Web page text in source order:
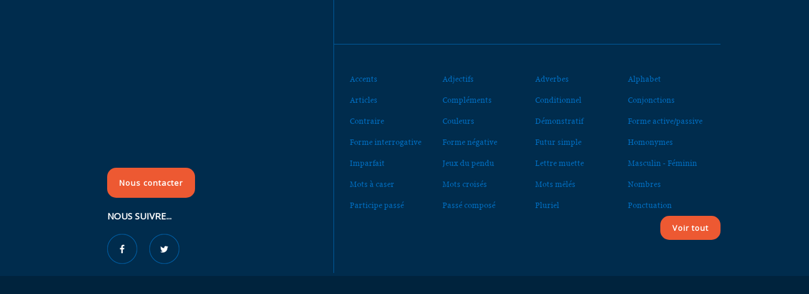
Nous contacter
NOUS SUIVRE...
Accents Adjectifs Adverbes Alphabet
Articles Compléments Conditionnel Conjonctions
Contraire Couleurs Démonstratif Forme active/passive
Forme interrogative Forme négative Futur simple Homonymes
Imparfait Jeux du pendu Lettre muette Masculin - Féminin
Mots à caser Mots croisés Mots mêlés Nombres
Participe passé Passé composé Pluriel Ponctuation
Voir tout